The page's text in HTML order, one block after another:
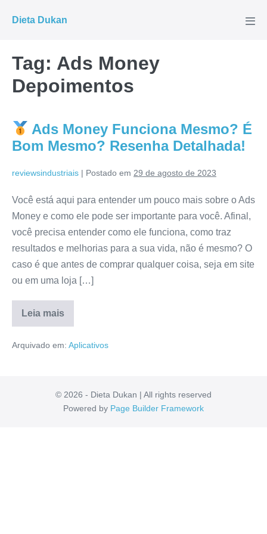
para
conteúdo
Dieta Dukan
Tag: Ads Money
Depoimentos
Ads Money Funciona Mesmo? É
Bom Mesmo? Resenha Detalhada!
reviewsindustriais | Postado em 29 de agosto de 2023
Você está aqui para entender um pouco mais sobre o Ads
Money e como ele pode ser importante para você. Afinal,
você precisa entender como ele funciona, como traz
resultados e melhorias para a sua vida, não é mesmo? O
caso é que antes de comprar qualquer coisa, seja em site
ou em uma loja […]
Leia mais
Ads
Funciona
Resenha
Detalhada!
Arquivado em: Aplicativos
© 2026 - Dieta Dukan | All rights reserved
Powered by Page Builder Framework